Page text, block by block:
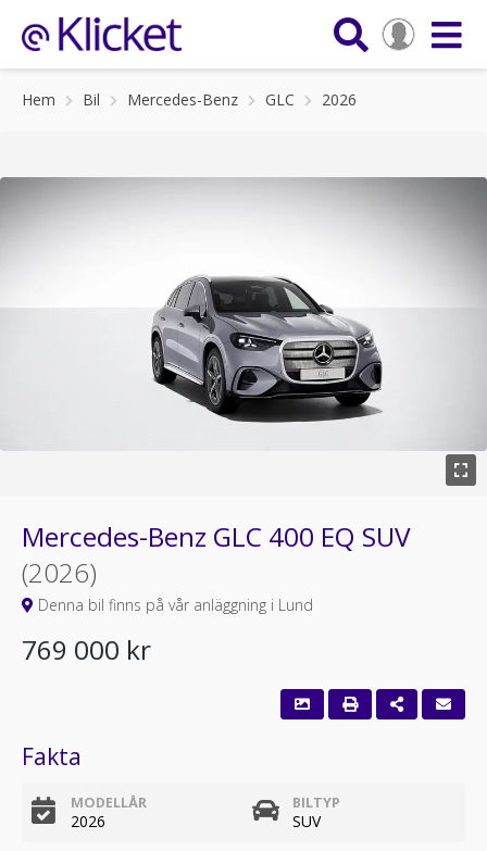
Hem Bil Mercedes-Benz GLC 2026
Mercedes-Benz GLC 400 EQ SUV
(2026)
Denna bil finns på vår anläggning i Lund
769 000 kr
Fakta
MODELLÅR
2026
BILTYP
SUV